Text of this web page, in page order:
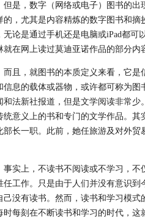
，数字（网络或电子）图书的出
的，尤其是内容精炼的数字图书和
无论是通过手机还是电脑或iPad都
就在网上读过莫迪亚诺作品的部分内
，就图书的本质定义来看，它是
信息的载体或器物，或许都可称为图
和法新社报道，但是文学阅读非常
统意义上的书和专门的文学作品。
部长一职。此前，她任旅游及对外
上，不读书不阅读或不学习，不
任工作。只是由于人们并没有意识
己没有读书。然而，读书和学习模
时每刻在不断读书和学习的时代，